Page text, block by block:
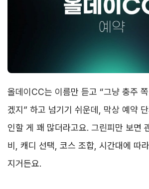
올데이CC는 이름만 듣고 “그냥 충주 쪽
겠지” 하고 넘기기 쉬운데, 막상 예약
인할 게 꽤 많더라고요. 그린피만 보면
비, 캐디 선택, 코스 조합, 시간대에 따
지거든요.